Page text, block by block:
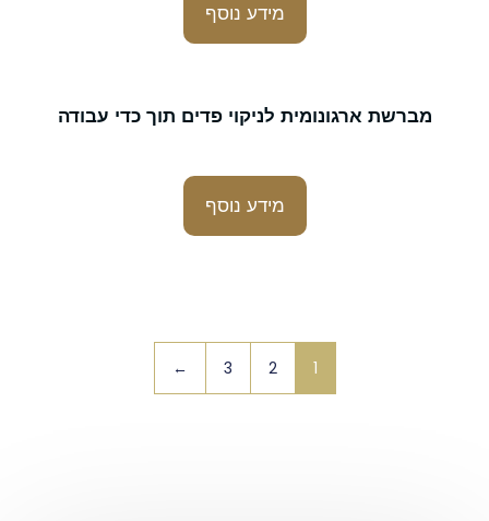
מידע נוסף
מברשת ארגונומית לניקוי פדים תוך כדי עבודה
מידע נוסף
1
2
3
←